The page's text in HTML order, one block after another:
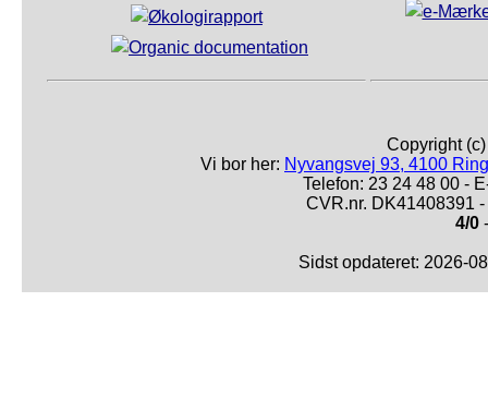
Copyright
Vi bor her: Nyvangsvej 93, 4100
Telefon: 23 24 48 00 -
CVR.nr. DK41408391
4/0
Sidst opdateret: 2026-